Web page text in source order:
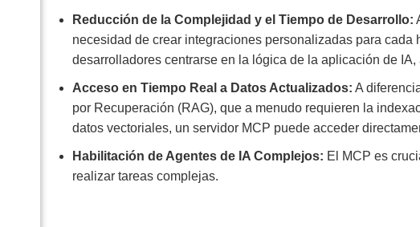
Reducción de la Complejidad y el Tiempo de Desarrollo:
necesidad de crear integraciones personalizadas para cada
desarrolladores centrarse en la lógica de la aplicación de
Acceso en Tiempo Real a Datos Actualizados: A
por Recuperación (RAG), que a menudo requieren la
datos vectoriales, un servidor MCP puede acceder
Habilitación de Agentes de IA Complejos: El MCP es
realizar tareas complejas.